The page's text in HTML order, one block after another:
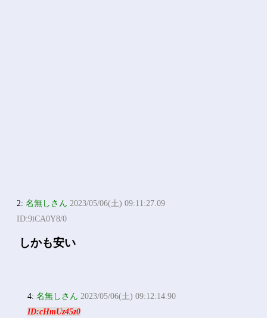
2:名無しさん 2023/05/06(土) 09:11:27.09
ID:9iCA0Y8/0
しかも安い
4:名無しさん 2023/05/06(土) 09:12:14.90
ID:cHmUz45z0